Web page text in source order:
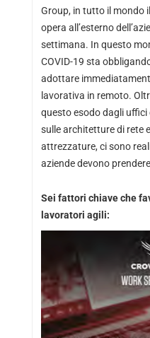
Group, in tutto il mondo
opera all’esterno
settimana. In questo
COVID-19 sta
adottare
lavorativa in remoto.
questo esodo dagli uffici
sulle architetture di rete
attrezzature, ci sono
aziende devono
Sei fattori chiave che
lavoratori agili: